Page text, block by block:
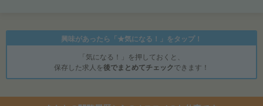
興味があったら「★気になる！」をタップ！
「気になる！」を押しておくと、
保存した求人を後でまとめてチェックできます！